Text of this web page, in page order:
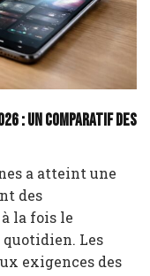
: un comparatif des
a atteint une
des
la fois le
quotidien. Les
exigences des